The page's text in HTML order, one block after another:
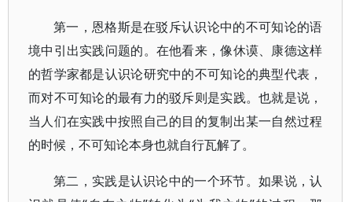
第一，恩格斯是在驳斥认识论中的不可知论的语
境中引出实践问题的。在他看来，像休谟、康德这样
的哲学家都是认识论研究中的不可知论的典型代表，
而对不可知论的最有力的驳斥则是实践。也就是说，
当人们在实践中按照自己的目的复制出某一自然过程
的时候，不可知论本身也就自行瓦解了。
第二，实践是认识论中的一个环节。如果说，认